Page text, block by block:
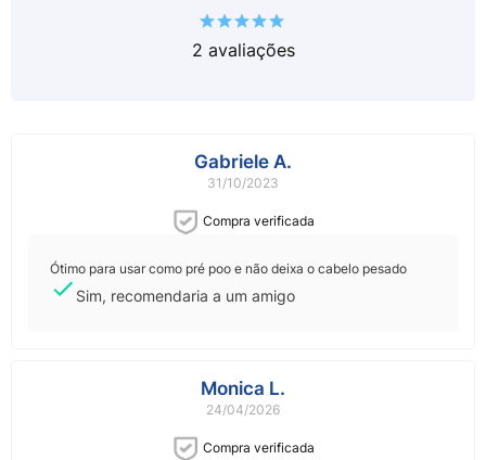
2 avaliações
Gabriele A.
31/10/2023
Compra verificada
Ótimo para usar como pré poo e não deixa o cabelo pesado
Sim, recomendaria a um amigo
Monica L.
24/04/2026
Compra verificada